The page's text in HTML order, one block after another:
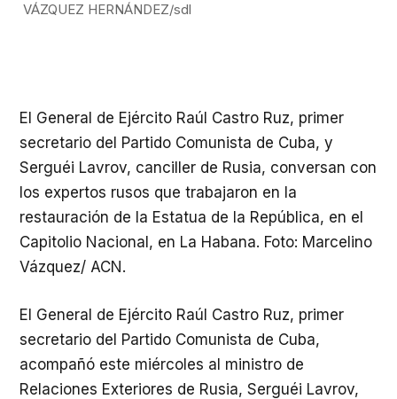
VÁZQUEZ HERNÁNDEZ/sdl
El General de Ejército Raúl Castro Ruz, primer
secretario del Partido Comunista de Cuba, y
Serguéi Lavrov, canciller de Rusia, conversan con
los expertos rusos que trabajaron en la
restauración de la Estatua de la República, en el
Capitolio Nacional, en La Habana. Foto: Marcelino
Vázquez/ ACN.
El General de Ejército Raúl Castro Ruz, primer
secretario del Partido Comunista de Cuba,
acompañó este miércoles al ministro de
Relaciones Exteriores de Rusia, Serguéi Lavrov,